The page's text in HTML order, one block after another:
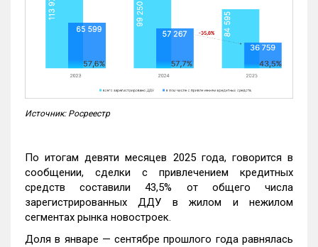
Источник: Росреестр
По итогам девяти месяцев 2025 года, говорится в
сообщении, сделки с привлечением кредитных
средств составили 43,5% от общего числа
зарегистрированных ДДУ в жилом и нежилом
сегментах рынка новостроек.
Доля в январе — сентябре прошлого года равнялась